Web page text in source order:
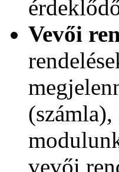
Vevői
vevői